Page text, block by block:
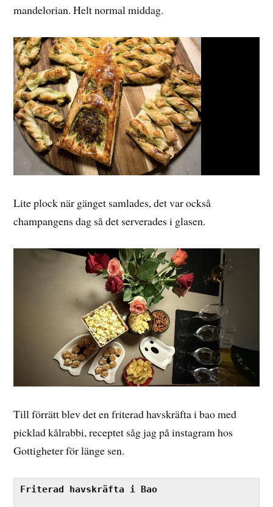
mandelorian. Helt normal middag.
Lite plock när gänget samlades, det var också
champangens dag så det serverades i glasen.
Till förrätt blev det en friterad havskräfta i bao med
picklad kålrabbi, receptet såg jag på instagram hos
Gottigheter för länge sen.
Friterad havskräfta i Bao